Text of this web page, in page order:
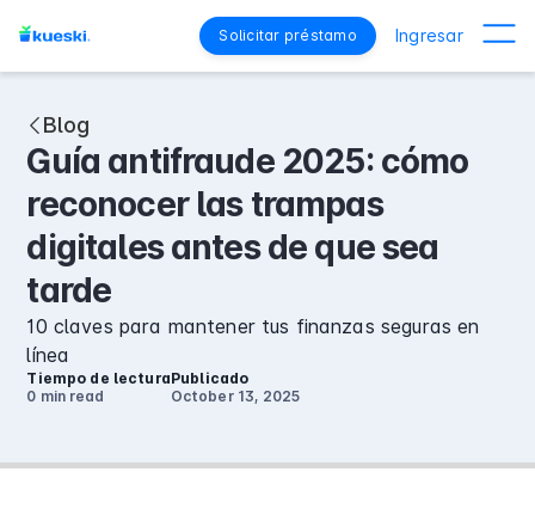
Solicitar préstamo Ingresar
Blog
Guía antifraude 2025: cómo
reconocer las trampas
digitales antes de que sea
tarde
10 claves para mantener tus finanzas seguras en
línea
Tiempo de lectura
0 minread
Publicado
October 13, 2025